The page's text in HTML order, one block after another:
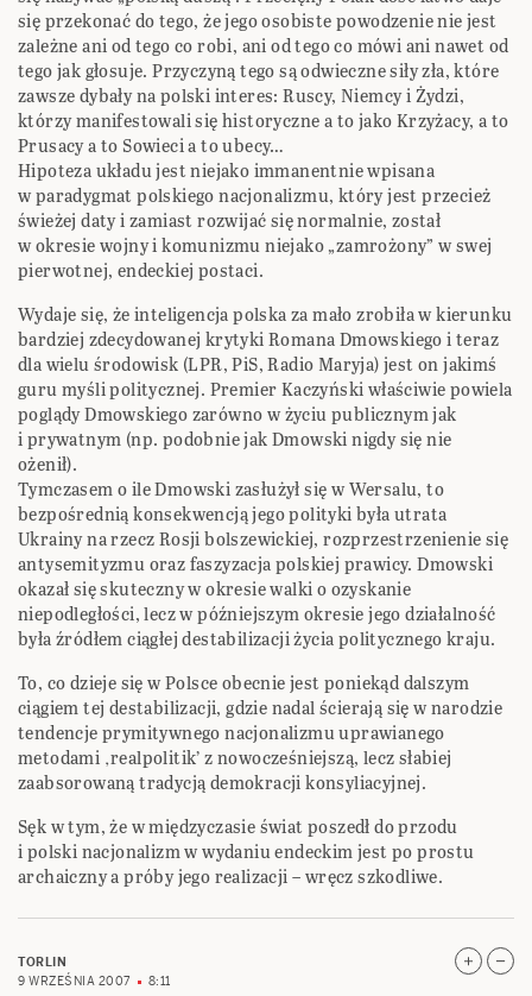
się przekonać do tego, że jego osobiste powodzenie nie jest
zależne ani od tego co robi, ani od tego co mówi ani nawet od
tego jak głosuje. Przyczyną tego są odwieczne siły zła, które
zawsze dybały na polski interes: Ruscy, Niemcy i Żydzi,
którzy manifestowali się historyczne a to jako Krzyżacy, a to
Prusacy a to Sowieci a to ubecy…
Hipoteza układu jest niejako immanentnie wpisana
w paradygmat polskiego nacjonalizmu, który jest przecież
świeżej daty i zamiast rozwijać się normalnie, został
w okresie wojny i komunizmu niejako „zamrożony” w swej
pierwotnej, endeckiej postaci.
Wydaje się, że inteligencja polska za mało zrobiła w kierunku
bardziej zdecydowanej krytyki Romana Dmowskiego i teraz
dla wielu środowisk (LPR, PiS, Radio Maryja) jest on jakimś
guru myśli politycznej. Premier Kaczyński właściwie powiela
poglądy Dmowskiego zarówno w życiu publicznym jak
i prywatnym (np. podobnie jak Dmowski nigdy się nie
ożenił).
Tymczasem o ile Dmowski zasłużył się w Wersalu, to
bezpośrednią konsekwencją jego polityki była utrata
Ukrainy na rzecz Rosji bolszewickiej, rozprzestrzenienie się
antysemityzmu oraz faszyzacja polskiej prawicy. Dmowski
okazał się skuteczny w okresie walki o ozyskanie
niepodległości, lecz w późniejszym okresie jego działalność
była źródłem ciągłej destabilizacji życia politycznego kraju.
To, co dzieje się w Polsce obecnie jest poniekąd dalszym
ciągiem tej destabilizacji, gdzie nadal ścierają się w narodzie
tendencje prymitywnego nacjonalizmu uprawianego
metodami ‚realpolitik’ z nowocześniejszą, lecz słabiej
zaabsorowaną tradycją demokracji konsyliacyjnej.
Sęk w tym, że w międzyczasie świat poszedł do przodu
i polski nacjonalizm w wydaniu endeckim jest po prostu
archaiczny a próby jego realizacji – wręcz szkodliwe.
TORLIN
9 WRZEŚNIA 2007
8:11